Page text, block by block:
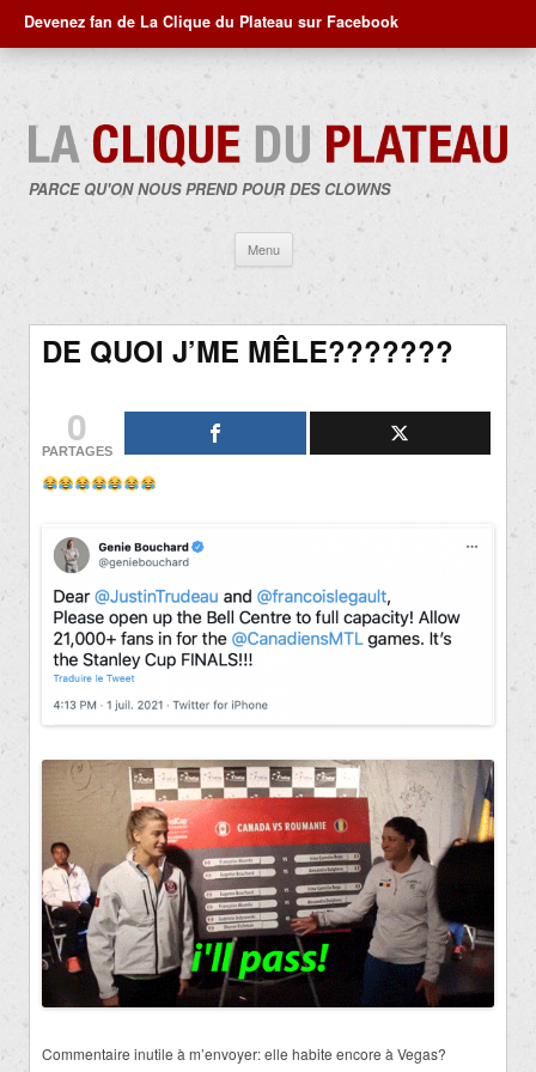
Devenez fan de La Clique du Plateau sur Facebook
PARCE QU'ON NOUS PREND POUR DES CLOWNS
Menu
contenu
DE QUOI J’ME MÊLE???????
0
PARTAGES
Commentaire inutile à m’envoyer:elle habite encore à Vegas?